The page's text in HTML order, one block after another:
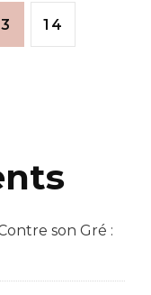
Page
14
son Gré :